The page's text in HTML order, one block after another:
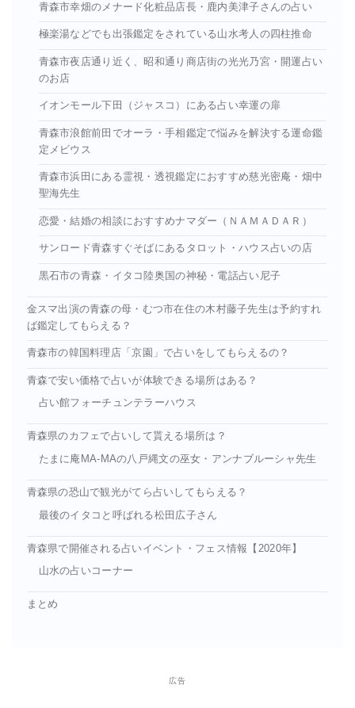
青森市幸畑のメナード化粧品店長・鹿内美津子さんの占い
極楽湯などでも出張鑑定をされている山水考人の四柱推命
青森市夜店通り近く、昭和通り商店街の光光乃宮・開運占い
のお店
イオンモール下田（ジャスコ）にある占い幸運の扉
青森市浪館前田でオーラ・手相鑑定で悩みを解決する運命鑑
定メビウス
青森市浜田にある霊視・透視鑑定におすすめ慈光密庵・畑中
聖海先生
恋愛・結婚の相談におすすめナマダー（ＮＡＭＡＤＡＲ）
サンロード青森すぐそばにあるタロット・ハウス占いの店
黒石市の青森・イタコ陸奥国の神秘・電話占い尼子
金スマ出演の青森の母・むつ市在住の木村藤子先生は予約すれ
ば鑑定してもらえる？
青森市の韓国料理店「京園」で占いをしてもらえるの？
青森で安い価格で占いが体験できる場所はある？
占い館フォーチュンテラーハウス
青森県のカフェで占いして貰える場所は？
たまに庵MA-MAの八戸縄文の巫女・アンナブルーシャ先生
青森県の恐山で観光がてら占いしてもらえる？
最後のイタコと呼ばれる松田広子さん
青森県で開催される占いイベント・フェス情報【2020年】
山水の占いコーナー
まとめ
広告